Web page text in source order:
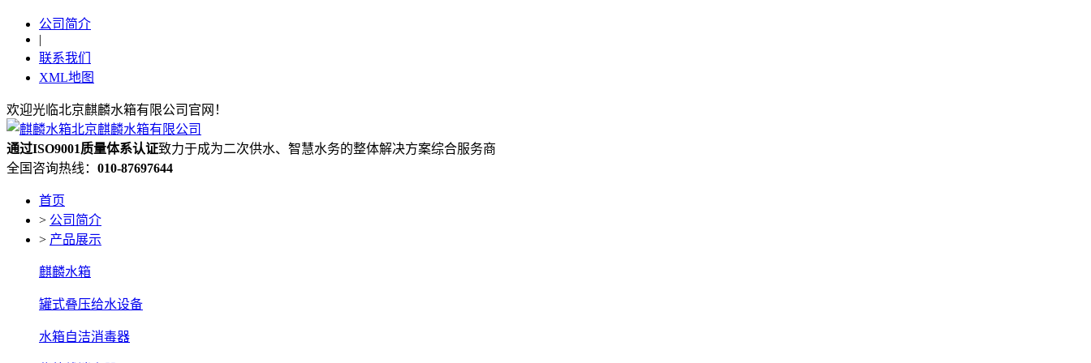
公司简介
|
联系我们
XML地图
欢迎光临北京麒麟水箱有限公司官网！
通过ISO9001质量体系认证致力于成为二次供水、智慧水务的整体解决方案综合服务商
全国咨询热线： 010-87697644
首页
> 公司简介
> 产品展示
麒麟水箱
罐式叠压给水设备
水箱自洁消毒器